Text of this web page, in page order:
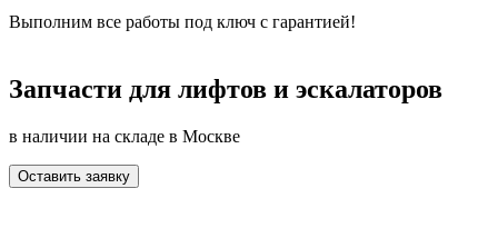
Выполним все работы под ключ с гарантией!
Запчасти для лифтов и эскалаторов
в наличии на складе в Москве
Оставить заявку